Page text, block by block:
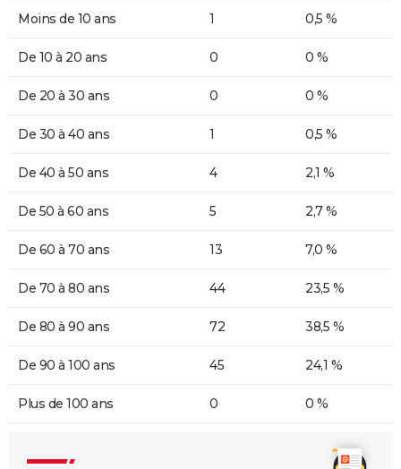
Moins de 10 ans 1 0,5 %
De 10 à 20 ans 0 0 %
De 20 à 30 ans 0 0 %
De 30 à 40 ans 1 0,5 %
De 40 à 50 ans 4 2,1 %
De 50 à 60 ans 5 2,7 %
De 60 à 70 ans 13 7,0 %
De 70 à 80 ans 44 23,5 %
De 80 à 90 ans 72 38,5 %
De 90 à 100 ans 45 24,1 %
Plus de 100 ans 0 0 %